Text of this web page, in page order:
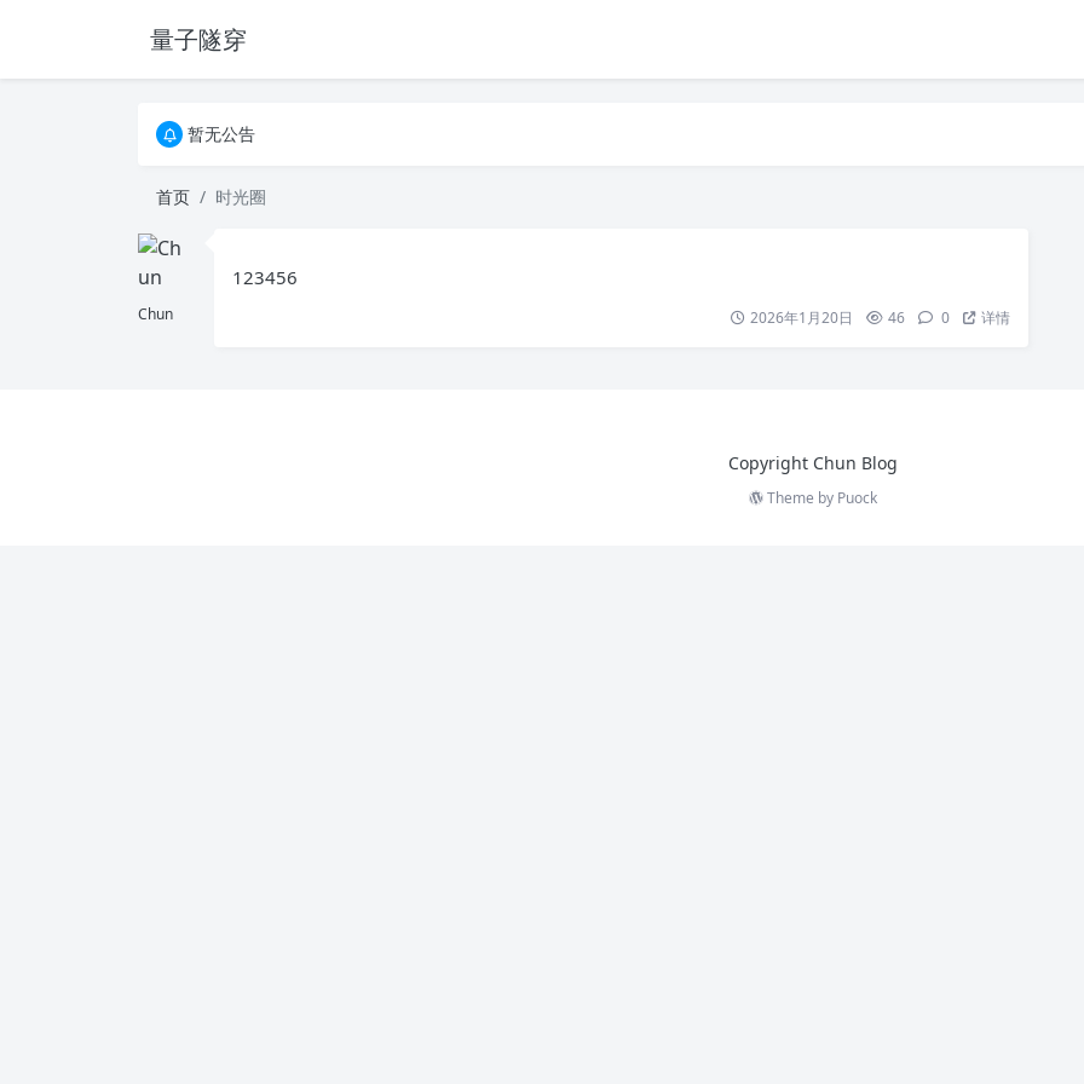
量子隧穿
暂无公告
暂无公告
首页 时光圈
Chun
123456
2026年1月20日 46 0 详情
Copyright Chun Blog
Theme by Puock